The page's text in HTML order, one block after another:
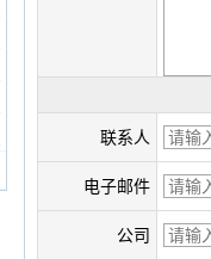
联系人
电子邮件
公司